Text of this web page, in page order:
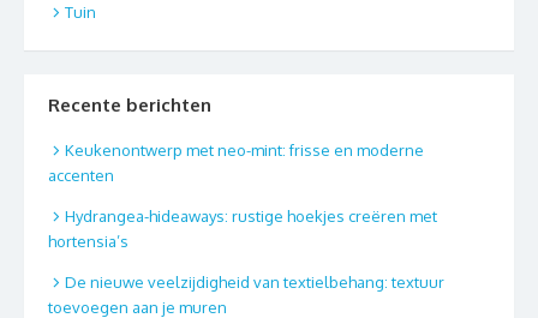
Tuin
Recente berichten
Keukenontwerp met neo-mint: frisse en moderne
accenten
Hydrangea-hideaways: rustige hoekjes creëren met
hortensia’s
De nieuwe veelzijdigheid van textielbehang: textuur
toevoegen aan je muren